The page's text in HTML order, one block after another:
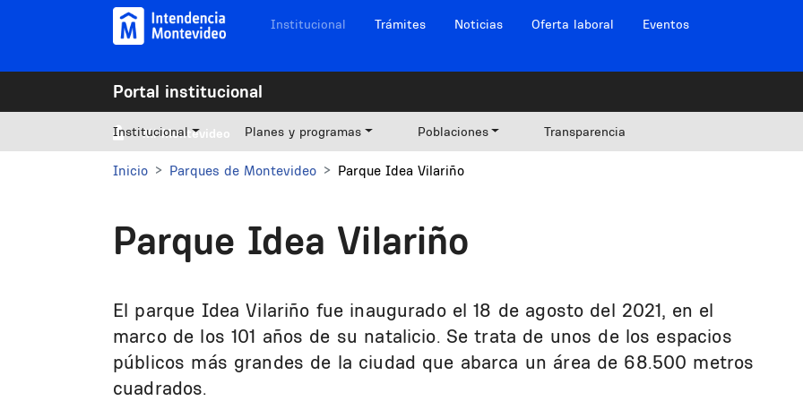
Pasar al contenido principal Navegación sitios
Institucional Trámites Noticias Oferta laboral Eventos
Portal institucional
Mi Montevideo
Institucional Planes y programas Poblaciones Transparencia
Inicio Parques de Montevideo Parque Idea Vilariño
Parque Idea Vilariño
El parque Idea Vilariño fue inaugurado el 18 de agosto del 2021, en el
marco de los 101 años de su natalicio. Se trata de unos de los espacios
públicos más grandes de la ciudad que abarca un área de 68.500 metros
cuadrados.